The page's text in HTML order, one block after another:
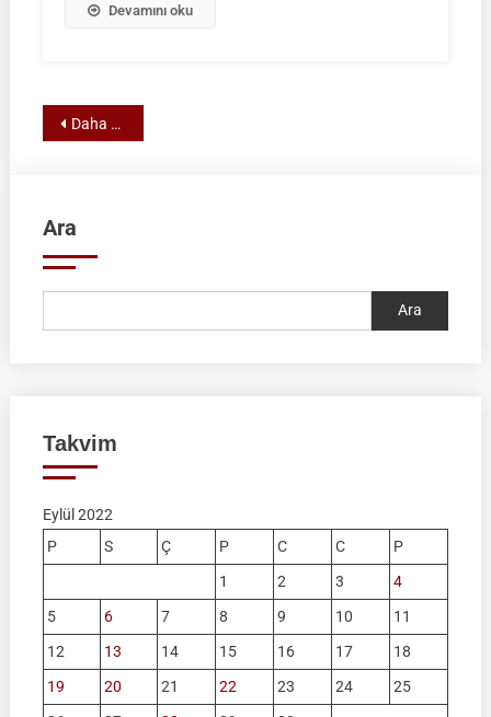
Devamını oku
Yazı
Daha eski yazılar
Ara
Ara
Takvim
Eylül 2022
P
S Ç P C C
P
1
2 3
4
5
6 7 8 9 10
11
12
13 14 15 16 17
18
19
20 21 22 23 24
25